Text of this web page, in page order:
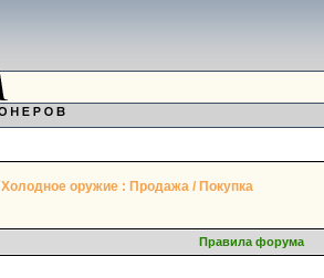
Холодное оружие : Продажа / Покупка
Правила форума